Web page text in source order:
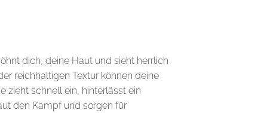
dich, deine Haut und sieht herrlich
reichhaltigen Textur können deine
zieht schnell ein, hinterlässt ein
den Kampf und sorgen für